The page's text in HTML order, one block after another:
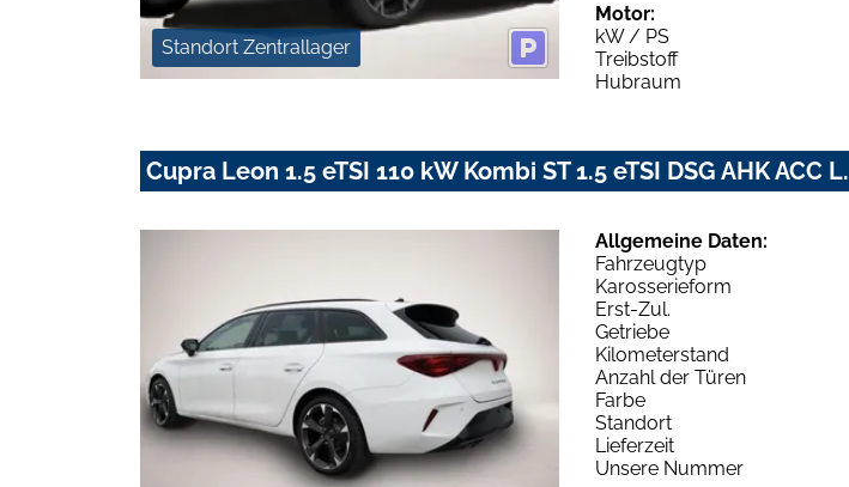
Standort Zentrallager
Motor:
kW / PS
Treibstoff
Hubraum
Cupra Leon 1.5 eTSI 110 kW Kombi ST 1.5 eTSI DSG AHK ACC L.
Allgemeine Daten:
Fahrzeugtyp
Karosserieform
Erst-Zul.
Getriebe
Kilometerstand
Anzahl der Türen
Farbe
Standort
Lieferzeit
Unsere Nummer